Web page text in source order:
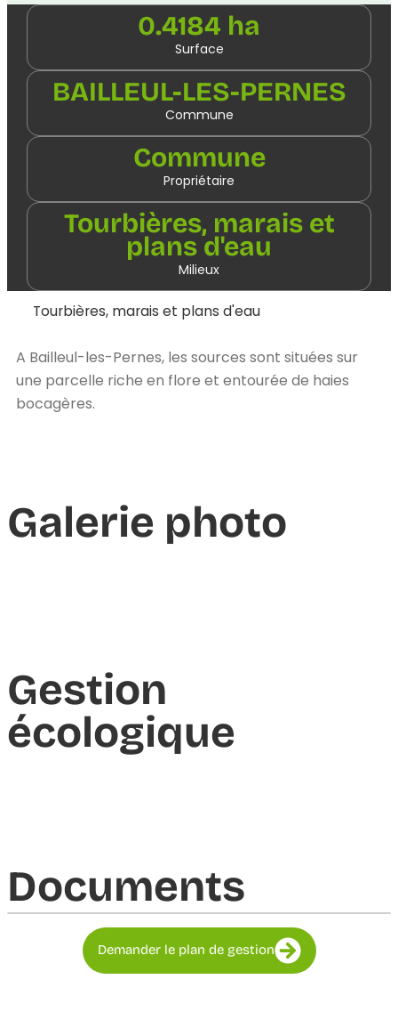
0.4184 ha
Surface
BAILLEUL-LES-PERNES
Commune
Commune
Propriétaire
Tourbières, marais et
plans d'eau
Milieux
Tourbières, marais et plans d'eau
A Bailleul-les-Pernes, les sources sont situées sur
une parcelle riche en flore et entourée de haies
bocagères.
Galerie photo
Gestion
écologique
Documents​
Demander le plan de gestion